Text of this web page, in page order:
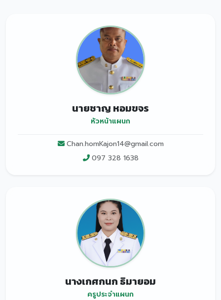
นายชาญ หอมขจร
หัวหน้าแผนก
Chan.homKajon14@gmail.com
097 328 1638
นางเกศกนก ธิมายอม
ครูประจำแผนก